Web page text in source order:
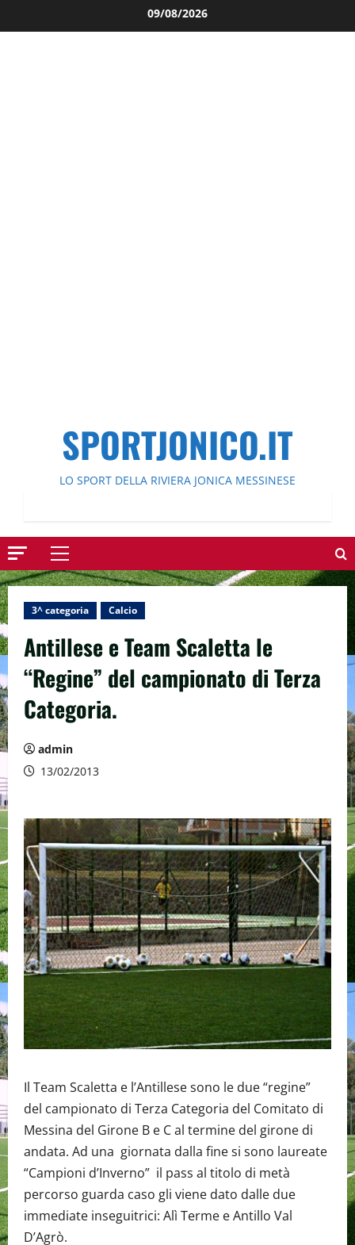
al
09/08/2026
SPORTJONICO.IT
LO SPORT DELLA RIVIERA JONICA MESSINESE
Menu
principale
3^ categoria Calcio
Antillese e Team Scaletta le
“Regine” del campionato di Terza
Categoria.
admin
13/02/2013
Il Team Scaletta e l’Antillese sono le due “regine”
del campionato di Terza Categoria del Comitato di
Messina del Girone B e C al termine del girone di
andata. Ad una giornata dalla fine si sono laureate
“Campioni d’Inverno” il pass al titolo di metà
percorso guarda caso gli viene dato dalle due
immediate inseguitrici: Alì Terme e Antillo Val
D’Agrò.